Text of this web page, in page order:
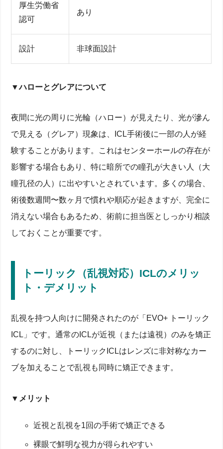
厚生労働省
認可
あり
設計 非球面設計
▼ハローとグレアについて
夜間に光の周りに光輪（ハロー）が見えたり、光が滲ん
で見える（グレア）現象は、ICL手術後に一部の人が経
験することがあります。これはセンターホールの存在が
影響する場合もあり、特に暗所での瞳孔が大きい人（大
瞳孔径の人）に出やすいとされています。多くの場合、
術後数週間〜数ヶ月で慣れや順応が起きますが、完全に
消えない場合もあるため、術前に担当医としっかり相談
しておくことが重要です。
トーリック（乱視対応）ICLのメリッ
ト・デメリット
乱視を持つ人向けに開発されたのが「EVO+ トーリック
ICL」です。通常のICLが近視（または遠視）のみを矯正
するのに対し、トーリックICLはレンズに非対称なカー
ブを加えることで乱視も同時に矯正できます。
▼メリット
近視と乱視を1回の手術で矯正できる
裸眼で鮮明な視力が得られやすい